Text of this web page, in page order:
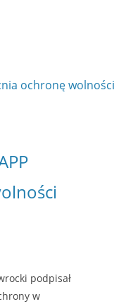
podpisał
w